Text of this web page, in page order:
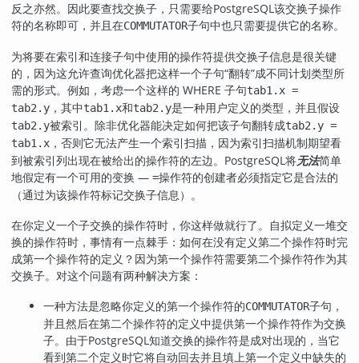
反之亦然。因此要查找交换子，只需要给PostgreSQL该交换子操作
符的名称即可，并且在COMMUTATOR子句中也只需要提供它的名称。
为将要在索引和连接子句中使用的操作符提供交换子信息是很关键
的，因为这允许查询优化器把这样一个子句“翻转”成不同计划类型所
需的形式。例如，考虑一个这样的 WHERE 子句tab1.x =
tab2.y ，其中tab1.x和tab2.y是一种用户定义的类型，并且假设
tab2.y被索引。除非优化器能决定如何把该子句翻转成tab2.y =
tab1.x ，否则它无法产生一个索引扫描，因为索引扫描机制期望看
到被索引列出现在被给出的操作符的左边。 PostgreSQL将无法简单
地假定有一个可用的变换 — =操作符的创建者必须指定它是合法的
（通过为该操作符标记交换子信息）。
在你定义一个子交换的操作符时，你这样做就行了。自拟定义一堆交
换的操作符时，事情有一点棘手：如何在没有定义第二个操作符时完
成第一个操作符的定义？因为第一个操作符需要第二个操作符作为其
交换子。对这个问题有两种解决方案：
一种方法是忽略你定义的第一个操作符的COMMUTATOR子句，
并且然后在第二个操作符的定义中提供第一个操作符作为交换
子。由于PostgreSQL 知道交换的操作符是成对出现的，当它
看到第二个定义时它将自动回去并且填上第一个定义中缺失的